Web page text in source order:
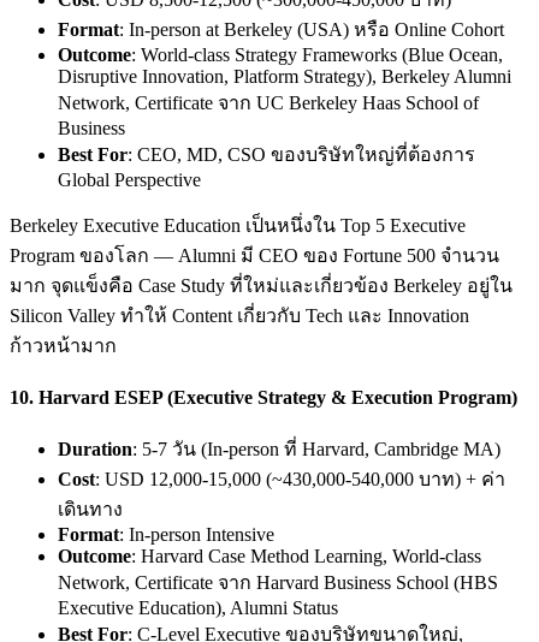
Format: In-person at Berkeley (USA) หรือ Online Cohort
Outcome: World-class Strategy Frameworks (Blue Ocean,
Disruptive Innovation, Platform Strategy), Berkeley Alumni
Network, Certificate จาก UC Berkeley Haas School of
Business
Best For: CEO, MD, CSO ของบริษัทใหญ่ที่ต้องการ
Global Perspective
Berkeley Executive Education เป็นหนึ่งใน Top 5 Executive
Program ของโลก — Alumni มี CEO ของ Fortune 500 จำนวน
มาก จุดแข็งคือ Case Study ที่ใหม่และเกี่ยวข้อง Berkeley อยู่ใน
Silicon Valley ทำให้ Content เกี่ยวกับ Tech และ Innovation
ก้าวหน้ามาก
10. Harvard ESEP (Executive Strategy & Execution Program)
Duration: 5-7 วัน (In-person ที่ Harvard, Cambridge MA)
Cost: USD 12,000-15,000 (~430,000-540,000 บาท) + ค่า
เดินทาง
Format: In-person Intensive
Outcome: Harvard Case Method Learning, World-class
Network, Certificate จาก Harvard Business School (HBS
Executive Education), Alumni Status
Best For: C-Level Executive ของบริษัทขนาดใหญ่,